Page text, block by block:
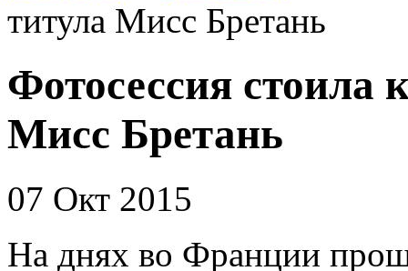
титула Мисс Бретань
Фотосессия стоила
Мисс Бретань
07 Окт 2015
На днях во Франции